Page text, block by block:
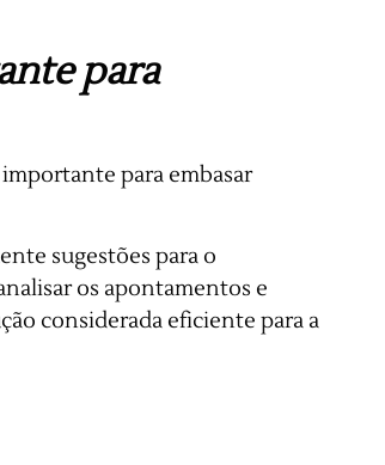
para
para embasar
sugestões para o
os apontamentos e
considerada eficiente para a